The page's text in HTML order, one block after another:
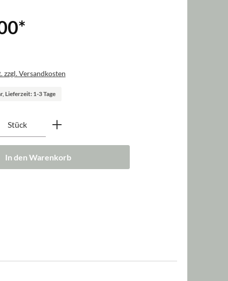
*
zzgl. Versandkosten
Lieferzeit: 1-3 Tage
Gib den gewünschten Wert ein
Stück
In den Warenkorb